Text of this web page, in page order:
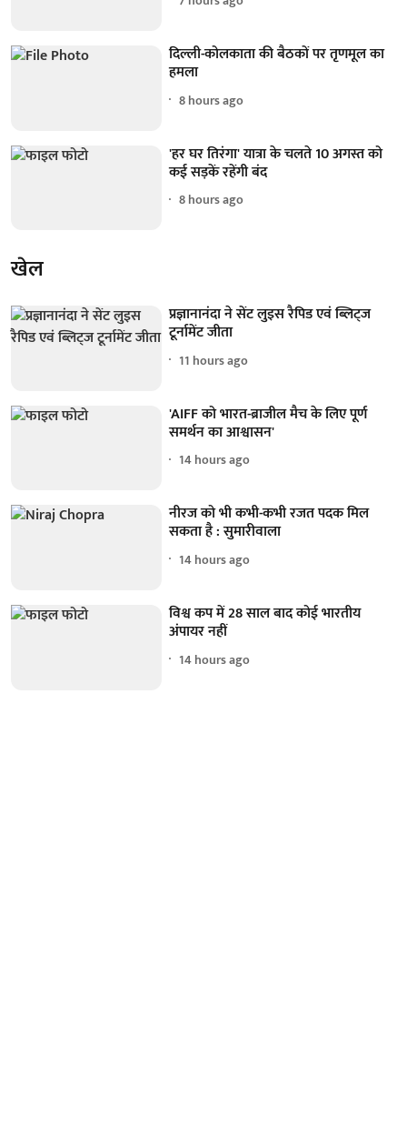
दिल्ली-कोलकाता की बैठकों पर तृणमूल का
हमला
8 hours ago
'हर घर तिरंगा' यात्रा के चलते 10 अगस्त को
कई सड़कें रहेंगी बंद
8 hours ago
खेल
प्रज्ञानानंदा ने सेंट लुइस रैपिड एवं ब्लिट्ज
टूर्नामेंट जीता
11 hours ago
'AIFF को भारत-ब्राजील मैच के लिए पूर्ण
समर्थन का आश्वासन'
14 hours ago
नीरज को भी कभी-कभी रजत पदक मिल
सकता है : सुमारीवाला
14 hours ago
विश्व कप में 28 साल बाद कोई भारतीय
अंपायर नहीं
14 hours ago